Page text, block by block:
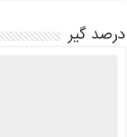
درصد گیر